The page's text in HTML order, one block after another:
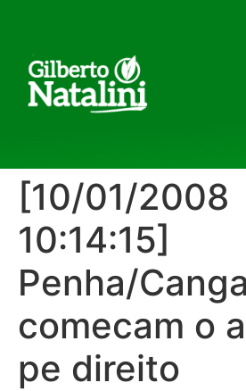
[10/01/2008
10:14:15]
Penha/
comecam o
pe direito